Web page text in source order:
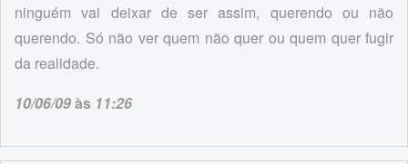
ninguém vai deixar de ser assim, querendo ou não
querendo. Só não ver quem não quer ou quem quer fugir
da realidade.
10/06/09às 11:26